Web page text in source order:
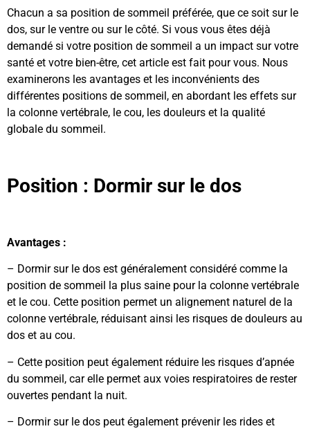
Chacun a sa position de sommeil préférée, que ce soit sur le
dos, sur le ventre ou sur le côté. Si vous vous êtes déjà
demandé si votre position de sommeil a un impact sur votre
santé et votre bien-être, cet article est fait pour vous. Nous
examinerons les avantages et les inconvénients des
différentes positions de sommeil, en abordant les effets sur
la colonne vertébrale, le cou, les douleurs et la qualité
globale du sommeil.
Position : Dormir sur le dos
Avantages :
– Dormir sur le dos est généralement considéré comme la
position de sommeil la plus saine pour la colonne vertébrale
et le cou. Cette position permet un alignement naturel de la
colonne vertébrale, réduisant ainsi les risques de douleurs au
dos et au cou.
– Cette position peut également réduire les risques d’apnée
du sommeil, car elle permet aux voies respiratoires de rester
ouvertes pendant la nuit.
– Dormir sur le dos peut également prévenir les rides et